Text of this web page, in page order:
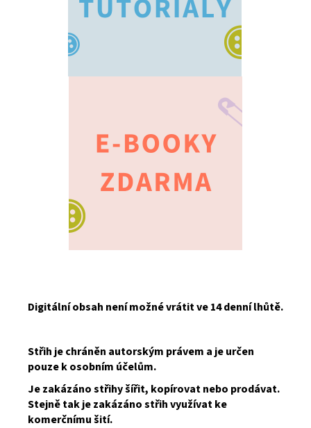
Digitální obsah není možné vrátit ve 14 denní lhůtě.
Střih je chráněn autorským právem a je určen
pouze k osobním účelům.
Je zakázáno střihy šířit, kopírovat nebo prodávat.
Stejně tak je zakázáno střih využívat ke
komerčnímu šití.